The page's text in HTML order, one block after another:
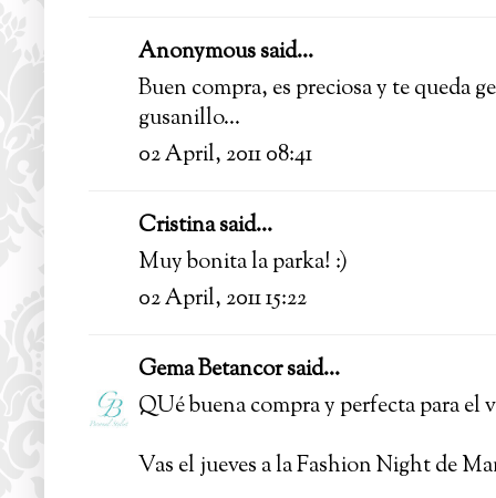
Anonymous said...
Buen compra, es preciosa y te queda
gusanillo...
02 April, 2011 08:41
Cristina said...
Muy bonita la parka! :)
02 April, 2011 15:22
Gema Betancorsaid...
QUé buena compra y perfecta para el
Vas el jueves a la Fashion Night de